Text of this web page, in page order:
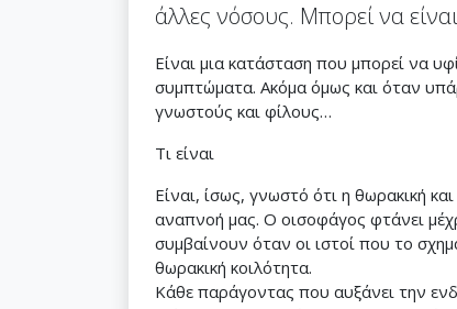
άλλες νόσους. Μπορεί να
Είναι μια κατάσταση που μπορεί να
συμπτώματα. Ακόμα όμως και όταν
γνωστούς και φίλους…
Τι είναι
Είναι, ίσως, γνωστό ότι η θωρακική
αναπνοή μας. Ο οισοφάγος φτάνει
συμβαίνουν όταν οι ιστοί που το
θωρακική κοιλότητα.
Κάθε παράγοντας που αυξάνει την